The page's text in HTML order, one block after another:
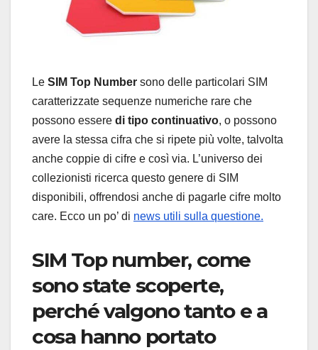
Le SIM Top Number sono delle particolari SIM
caratterizzate sequenze numeriche rare che
possono essere di tipo continuativo, o possono
avere la stessa cifra che si ripete più volte, talvolta
anche coppie di cifre e così via. L’universo dei
collezionisti ricerca questo genere di SIM
disponibili, offrendosi anche di pagarle cifre molto
care. Ecco un po’ di news utili sulla questione.
SIM Top number, come
sono state scoperte,
perché valgono tanto e a
cosa hanno portato